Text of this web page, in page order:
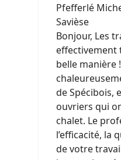
Pfefferlé
Savièse
Bonjour, Les
belle manière
de Spécibois,
ouvriers qui
chalet. Le
l’efficacité, la
de votre